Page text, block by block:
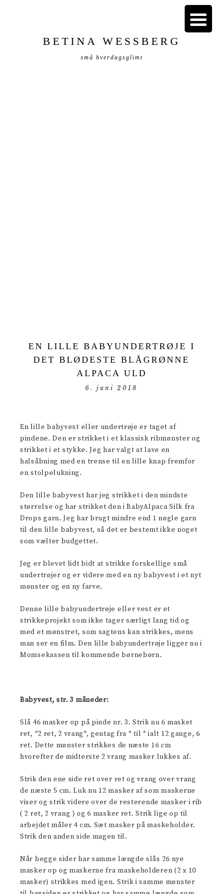
BETINA WESSBERG
små hverdagsglimt
EN LILLE BABYUNDERTRØJE I
DET BLØDESTE BLÅGRØNNE
ALPACA ULD
6. juni 2018
En lille babyvest eller undertrøje er taget af
pindene. Den er strikket i et klassisk ribmønster og
strikket i et stykke. Jeg har valgt at lave en
halsåbning med en trense til en lille knap fremfor
en stolpelukning.
Den lille babyvest har jeg strikket i den mindste
størrelse og har strikket den i BabyAlpaca Silk fra
Drops garn. Jeg har brugt mindre end 1 nøgle garn
til den lille babyvest, så det er bestemt ikke noget
som vælter budgettet.
Jeg er blevet lidt bidt at strikke forskellige små
undertrøjer og er videre med en ny babyvest i et nyt
mønster og en ny farve.
Denne lille babyundertrøje eller vest er et
strikkeprojekt som ikke tager særligt lang tid og
med et mønstret, som sagtens kan strikkes, mens
man ser en film. Den lille babyundertrøje ligger nu i
Momsekassen til kommende børnebørn.
Babyvest, str. 3 måneder:
Slå 46 masker op på pinde nr. 3. Strik nu 6 masket
ret, *2 ret, 2 vrang*, gentag fra * til * ialt 12 gange, 6
ret. Dette mønster strikkes de næste 16 cm
hvorefter de midterste 2 vrang masker lukkes af.
Strik den ene side ret over ret og vrang over vrang
de næste 5 cm. Luk nu 12 masker af som maskerne
viser og strik videre over de resterende masker i rib
( 2 ret, 2 vrang ) og 6 masker ret. Strik lige op til
arbejdet måler 4 cm. Sæt masker på maskeholder.
Strik den anden side magen til.
Når begge sider har samme længde slås 26 nye
masker op og maskerne fra maskeholderen (2 x 10
masker) strikkes med igen. Strik i samme mønster